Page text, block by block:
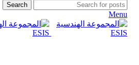
Search
Menu